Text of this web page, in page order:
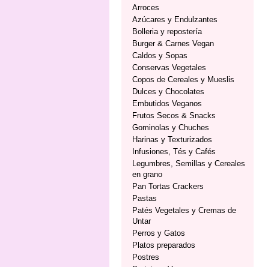
Arroces
Azúcares y Endulzantes
Bolleria y repostería
Burger & Carnes Vegan
Caldos y Sopas
Conservas Vegetales
Copos de Cereales y Mueslis
Dulces y Chocolates
Embutidos Veganos
Frutos Secos & Snacks
Gominolas y Chuches
Harinas y Texturizados
Infusiones, Tés y Cafés
Legumbres, Semillas y Cereales
en grano
Pan Tortas Crackers
Pastas
Patés Vegetales y Cremas de
Untar
Perros y Gatos
Platos preparados
Postres